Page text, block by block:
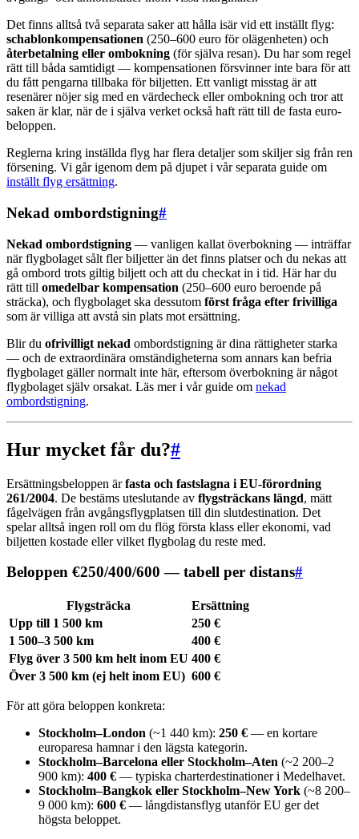
Det finns alltså två separata saker att hålla isär vid ett inställt flyg:
schablonkompensationen (250–600 euro för olägenheten) och
återbetalning eller ombokning (för själva resan). Du har som regel
rätt till båda samtidigt — kompensationen försvinner inte bara för att
du fått pengarna tillbaka för biljetten. Ett vanligt misstag är att
resenärer nöjer sig med en värdecheck eller ombokning och tror att
saken är klar, när de i själva verket också haft rätt till de fasta euro-
beloppen.
Reglerna kring inställda flyg har flera detaljer som skiljer sig från ren
försening. Vi går igenom dem på djupet i vår separata guide om
inställt flyg ersättning.
Nekad ombordstigning#
Nekad ombordstigning — vanligen kallat överbokning — inträffar
när flygbolaget sålt fler biljetter än det finns platser och du nekas att
gå ombord trots giltig biljett och att du checkat in i tid. Här har du
rätt till omedelbar kompensation (250–600 euro beroende på
sträcka), och flygbolaget ska dessutom först fråga efter frivilliga
som är villiga att avstå sin plats mot ersättning.
Blir du ofrivilligt nekad ombordstigning är dina rättigheter starka
— och de extraordinära omständigheterna som annars kan befria
flygbolaget gäller normalt inte här, eftersom överbokning är något
flygbolaget själv orsakat. Läs mer i vår guide om nekad
ombordstigning.
Hur mycket får du?#
Ersättningsbeloppen ärfasta och fastslagna i EU-förordning
261/2004. De bestäms uteslutande av flygsträckans längd, mätt
fågelvägen från avgångsflygplatsen till din slutdestination. Det
spelar alltså ingen roll om du flög första klass eller ekonomi, vad
biljetten kostade eller vilket flygbolag du reste med.
Beloppen €250/400/600 — tabell per distans#
Flygsträcka
Ersättning
Upp till 1 500 km
250 €
1 500–3 500 km
400 €
Flyg över 3 500 km helt inom EU 400 €
Över 3 500 km (ej helt inom EU) 600 €
För att göra beloppen konkreta:
Stockholm–London (~1 440 km): 250 € — en kortare
europaresa hamnar i den lägsta kategorin.
Stockholm–Barcelona eller Stockholm–Aten (~2 200–2
900 km): 400 € — typiska charterdestinationer i Medelhavet.
Stockholm–Bangkok eller Stockholm–New York (~8 200–
9 000 km): 600 € — långdistansflyg utanför EU ger det
högsta beloppet.